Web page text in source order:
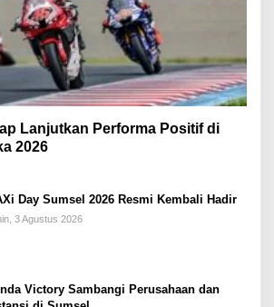
Lanjutkan Performa Positif di
2026
Day Sumsel 2026 Resmi Kembali Hadir
3 Agustus 2026
Victory Sambangi Perusahaan dan